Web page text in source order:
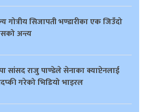
गोत्रीय सिजापती भण्डारीका एक जिउँदो
अन्त्य
सांसद राजु पाण्डेले सेनाका क्याप्टेनलाई
गरेको भिडियो भाइरल